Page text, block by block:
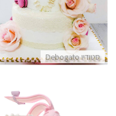
סטודיו Debogato
התקשר/י